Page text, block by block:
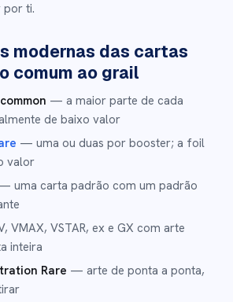
por ti.
modernas das cartas
comum ao grail
— a maior parte de cada
de baixo valor
— uma ou duas por booster; a foil
valor
uma carta padrão com um padrão
VMAX, VSTAR, ex e GX com arte
inteira
Rare — arte de ponta a ponta,